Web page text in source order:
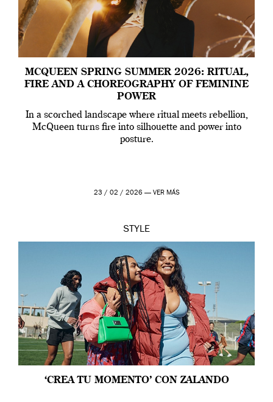
MCQUEEN SPRING SUMMER 2026: RITUAL,
FIRE AND A CHOREOGRAPHY OF FEMININE
POWER
In a scorched landscape where ritual meets rebellion,
McQueen turns fire into silhouette and power into
posture.
23 / 02 / 2026 — VER MÁS
STYLE
‘CREA TU MOMENTO’ CON ZALANDO